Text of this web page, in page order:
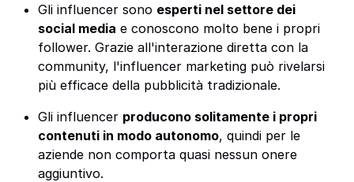
Gli influencer sono esperti nel settore dei
social media e conoscono molto bene i propri
follower. Grazie all'interazione diretta con la
community, l'influencer marketing può rivelarsi
più efficace della pubblicità tradizionale.
Gli influencer producono solitamente i propri
contenuti in modo autonomo, quindi per le
aziende non comporta quasi nessun onere
aggiuntivo.